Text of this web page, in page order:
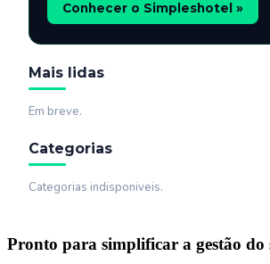
Conhecer o Simpleshotel »
Mais lidas
Em breve.
Categorias
Categorias indisponiveis.
Pronto para simplificar a gestão do